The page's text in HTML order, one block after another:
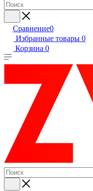
Сравнение0
Избранные товары 0
Корзина 0